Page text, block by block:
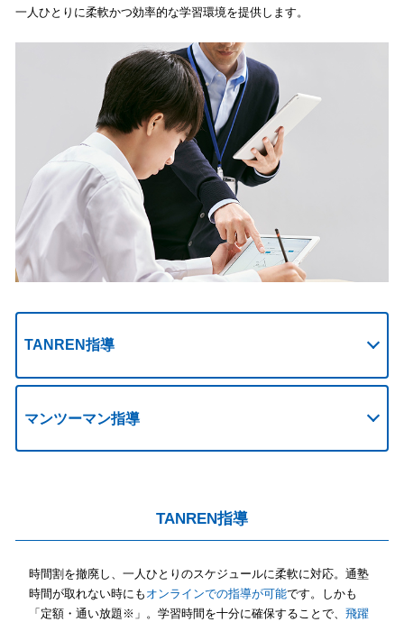
一人ひとりに柔軟かつ効率的な学習環境を提供します。
TANREN指導
マンツーマン指導
TANREN指導
時間割を撤廃し、一人ひとりのスケジュールに柔軟に対応。通塾
時間が取れない時にも オンラインでの指導が可能です。しかも
「定額・通い放題※」。学習時間を十分に確保することで、 飛躍